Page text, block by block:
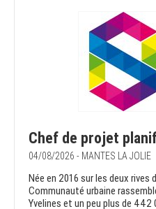
Chef de projet
04/08/2026 - MANTES LA JOLIE
Née en 2016 sur les deux rives
Communauté urbaine
Yvelines et un peu plus de